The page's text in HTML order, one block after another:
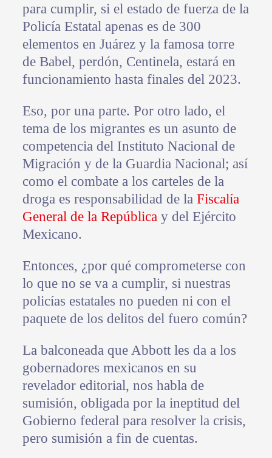
para cumplir, si el estado de fuerza de la
Policía Estatal apenas es de 300
elementos en Juárez y la famosa torre
de Babel, perdón, Centinela, estará en
funcionamiento hasta finales del 2023.
Eso, por una parte. Por otro lado, el
tema de los migrantes es un asunto de
competencia del Instituto Nacional de
Migración y de la Guardia Nacional; así
como el combate a los carteles de la
droga es responsabilidad de la Fiscalía
General de la Repúblicay del Ejército
Mexicano.
Entonces, ¿por qué comprometerse con
lo que no se va a cumplir, si nuestras
policías estatales no pueden ni con el
paquete de los delitos del fuero común?
La balconeada que Abbott les da a los
gobernadores mexicanos en su
revelador editorial, nos habla de
sumisión, obligada por la ineptitud del
Gobierno federal para resolver la crisis,
pero sumisión a fin de cuentas.